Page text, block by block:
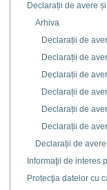
Declarații de avere
Arhiva
Declarații de
Declarații de
Declarații de
Declarații de
Declarații de
Declarații de
Declarații de
Informaţii de interes
Protecţia datelor cu